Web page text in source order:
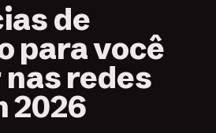
de
para você
redes
2026